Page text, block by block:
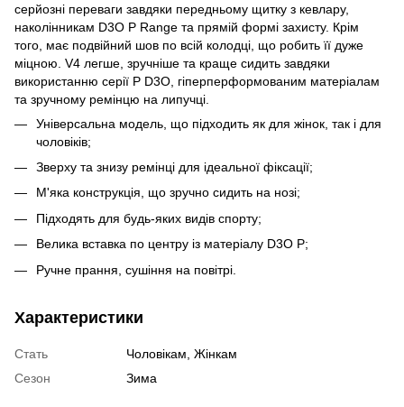
серйозні переваги завдяки передньому щитку з кевлару,
наколінникам D3O P Range та прямій формі захисту. Крім
того, має подвійний шов по всій колодці, що робить її дуже
міцною. V4 легше, зручніше та краще сидить завдяки
використанню серії P D3O, гіперперформованим матеріалам
та зручному ремінцю на липучці.
Універсальна модель, що підходить як для жінок, так і для
чоловіків;
Зверху та знизу ремінці для ідеальної фіксації;
М'яка конструкція, що зручно сидить на нозі;
Підходять для будь-яких видів спорту;
Велика вставка по центру із матеріалу D3O Р;
Ручне прання, сушіння на повітрі.
Характеристики
Стать
Чоловікам, Жінкам
Сезон
Зима